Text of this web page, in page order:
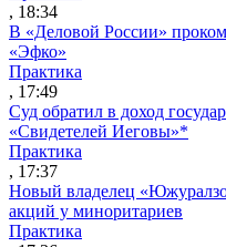
, 18:34
В «Деловой России»
«Эфко»
Практика
, 17:49
Суд обратил в доход
«Свидетелей Иеговы»*
Практика
, 17:37
Новый владелец
акций у миноритариев
Практика